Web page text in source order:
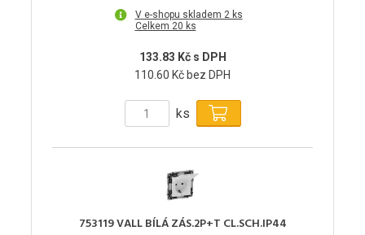
V e-shopu skladem 2 ks
Celkem 20 ks
133.83 Kč s DPH
110.60 Kč bez DPH
ks
753119 VALL BÍLÁ ZÁS.2P+T CL.SCH.IP44